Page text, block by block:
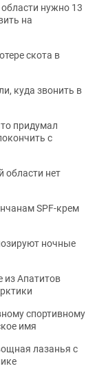
нужно 13
на
скота в
куда звонить в
придумал
с
области нет
SPF-крем
ночные
из Апатитов
спортивному
имя
лазанья с